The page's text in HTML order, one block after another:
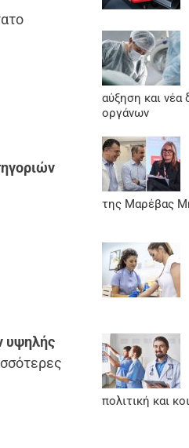
υψηλής
αύξηση και
οργάνων
της Μαρέβας
πολιτική και